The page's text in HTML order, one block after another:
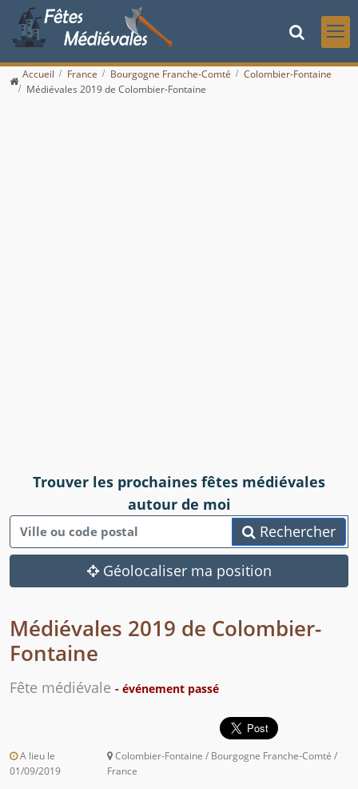
Accueil France Bourgogne Franche-Comté
Colombier-Fontaine
Médiévales 2019 de Colombier-Fontaine
Trouver les prochaines fêtes médiévales
autour de moi
Rechercher
Géolocaliser ma position
Médiévales 2019 de Colombier-
Fontaine
Fête médiévale - événement passé
A lieu le
01/09/2019
Colombier-Fontaine / Bourgogne Franche-Comté /
France